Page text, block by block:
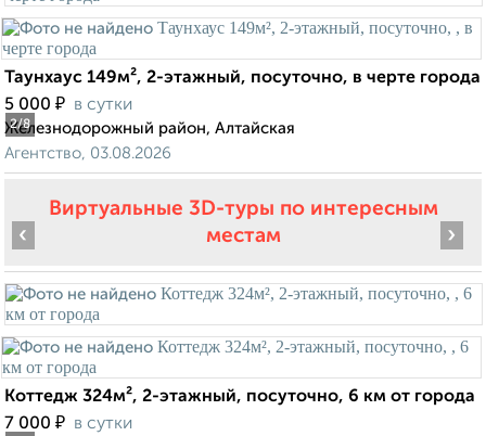
2/8
Таунхаус 149м², 2-этажный, посуточно, в черте города
5 000 ₽ в сутки
Железнодорожный район, Алтайская
Агентство, 03.08.2026
Виртуальные 3D-туры по интересным
местам
‹ ›
Коттедж 324м², 2-этажный, посуточно, 6 км от города
7 000 ₽ в сутки